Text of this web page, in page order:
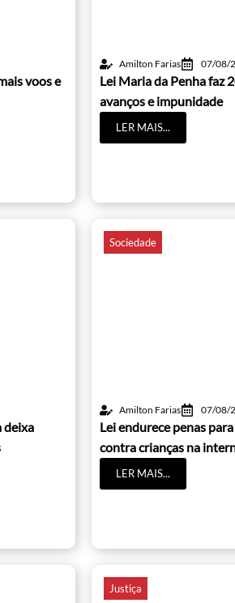
voos e
Amilton Farias 07/08/
Lei Maria da Penha faz
avanços e impunidade
LER MAIS...
deixa
Sociedade
Amilton Farias 07/08/
Lei endurece penas
contra crianças na
LER MAIS...
Justiça